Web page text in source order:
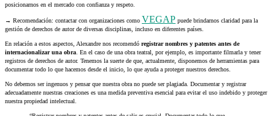
posicionarnos en el mercado con confianza y respeto.
→ Recomendación: contactar con organizaciones como VEGAP puede brindarnos claridad para la
gestión de derechos de autor de diversas disciplinas, incluso en diferentes países.
En relación a estos aspectos, Alexandre nos recomendó registrar nombres y patentes antes de
internacionalizar una obra . En el caso de una obra teatral, por ejemplo, es importante filmarla y tener
registros de derechos de autor. Tenemos la suerte de que, actualmente, disponemos de herramientas para
documentar todo lo que hacemos desde el inicio, lo que ayuda a proteger nuestros derechos.
No debemos ser ingenuos y pensar que nuestra obra no puede ser plagiada. Documentar y registrar
adecuadamente nuestras creaciones es una medida preventiva esencial para evitar el uso indebido y proteger
nuestra propiedad intelectual.